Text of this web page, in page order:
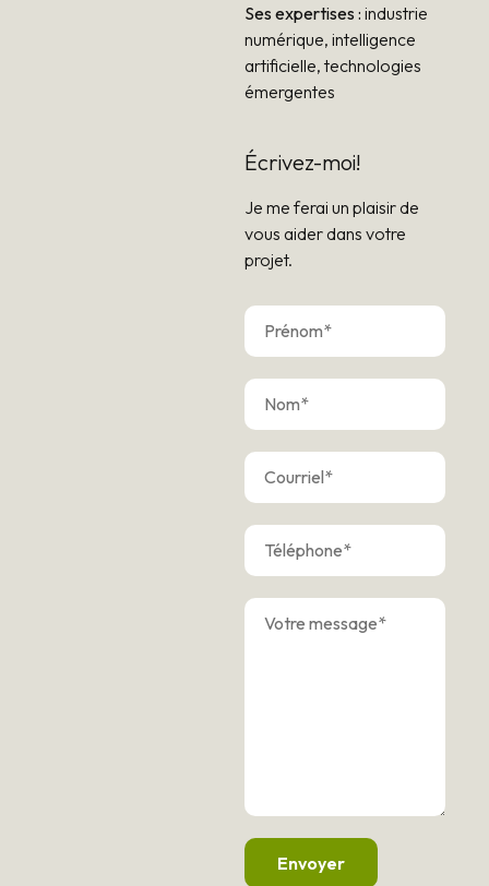
Ses expertises : industrie
numérique, intelligence
artificielle, technologies
émergentes
Écrivez-moi!
Je me ferai un plaisir de
vous aider dans votre
projet.
Envoyer